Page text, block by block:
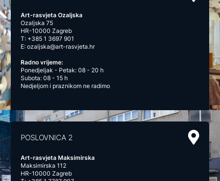
Art-rasvjeta Ozaljska
Ozaljska 75
HR-10000 Zagreb
T: +385 1 3697 901
E:ozaljska@art-rasvjeta.hr
Radno vrijeme:
Ponedjeljak - Petak: 08 - 20 h
Subota: 08 - 15 h
Nedjeljom i praznikom ne radimo
POSLOVNICA 2
Art-rasvjeta Maksimirska
Maksimirska 112
HR-10000 Zagreb